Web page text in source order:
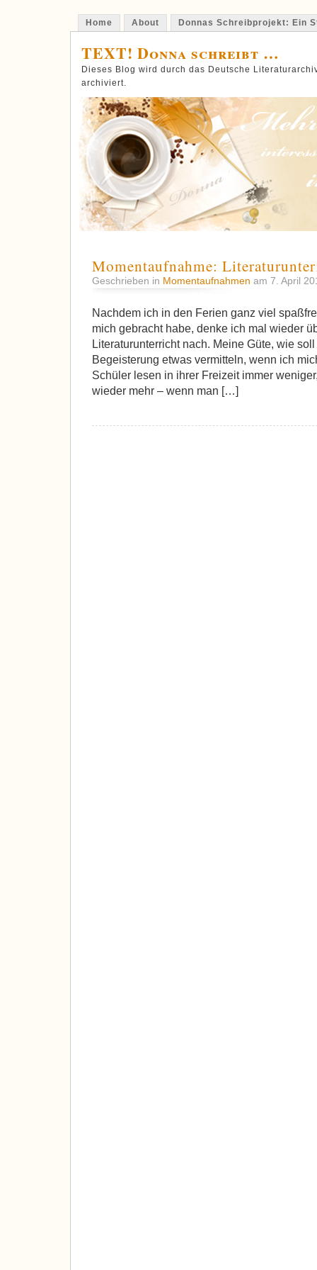
Home About Donnas Schreibprojekt: Ein
TEXT! Donna schreibt …
Dieses Blog wird durch das Deutsche
archiviert.
Momentaufnahme:
Geschrieben in Momentaufnahmen am 7. April
Nachdem ich in den Ferien ganz viel
mich gebracht habe, denke ich mal wieder
Literaturunterricht nach. Meine Güte, wie
Begeisterung etwas vermitteln, wenn ich
Schüler lesen in ihrer Freizeit immer
wieder mehr – wenn man […]